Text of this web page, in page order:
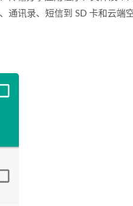
通讯录、短信到 SD 卡和云端